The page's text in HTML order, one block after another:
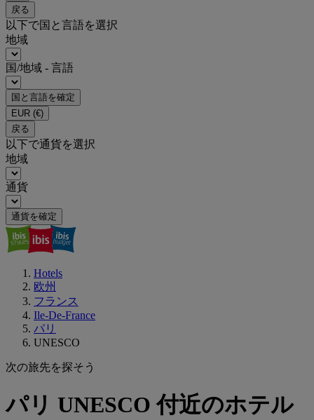
戻る
以下で国と言語を選択
地域
国/地域 - 言語
国と言語を確定
EUR (€)
戻る
以下で通貨を選択
地域
通貨
通貨を確定
Hotels
欧州
フランス
Ile-De-France
パリ
UNESCO
次の旅先を探そう
パリ UNESCO 付近のホテル